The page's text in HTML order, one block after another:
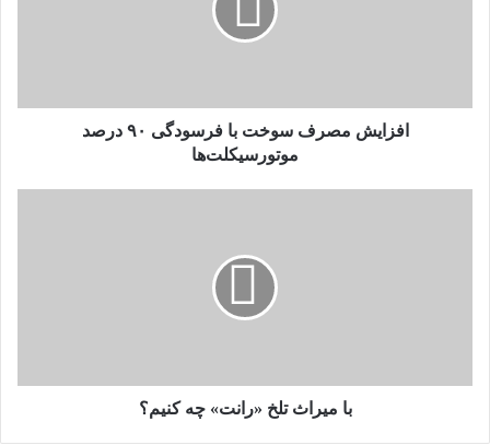
افزایش مصرف سوخت با فرسودگی ۹۰ درصد
موتورسیکلت‌ها
با میراث تلخ «رانت» چه کنیم؟